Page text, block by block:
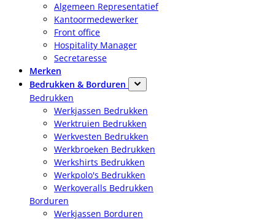
Algemeen Representatief
Kantoormedewerker
Front office
Hospitality Manager
Secretaresse
Merken
Bedrukken & Borduren
Bedrukken
Werkjassen Bedrukken
Werktruien Bedrukken
Werkvesten Bedrukken
Werkbroeken Bedrukken
Werkshirts Bedrukken
Werkpolo's Bedrukken
Werkoveralls Bedrukken
Borduren
Werkjassen Borduren